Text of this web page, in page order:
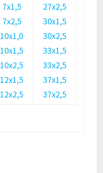
7х1,5
7х2,5
10х1,0
10х1,5
10х2,5
12х1,5
12х2,5
27х2,5
30х1,5
30х2,5
33х1,5
33х2,5
37х1,5
37х2,5